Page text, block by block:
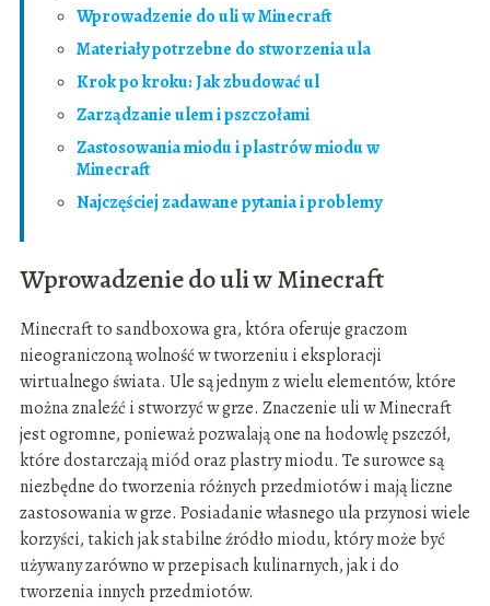
Wprowadzenie do uli w Minecraft
Materiały potrzebne do stworzenia ula
Krok po kroku: Jak zbudować ul
Zarządzanie ulem i pszczołami
Zastosowania miodu i plastrów miodu w
Minecraft
Najczęściej zadawane pytania i problemy
Wprowadzenie do uli w Minecraft
Minecraft to sandboxowa gra, która oferuje graczom
nieograniczoną wolność w tworzeniu i eksploracji
wirtualnego świata. Ule są jednym z wielu elementów, które
można znaleźć i stworzyć w grze. Znaczenie uli w Minecraft
jest ogromne, ponieważ pozwalają one na hodowlę pszczół,
które dostarczają miód oraz plastry miodu. Te surowce są
niezbędne do tworzenia różnych przedmiotów i mają liczne
zastosowania w grze. Posiadanie własnego ula przynosi wiele
korzyści, takich jak stabilne źródło miodu, który może być
używany zarówno w przepisach kulinarnych, jak i do
tworzenia innych przedmiotów.